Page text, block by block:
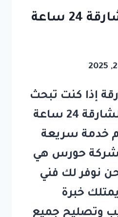
سباك في الشارقة 24 ساعة
إذا كنت تبحث
عن سباك في الشارقة 24 ساعة
يقدم خدمة سريعة
شركة حورس هي
نوفر لك فني
خبرة
وتصليح جميع